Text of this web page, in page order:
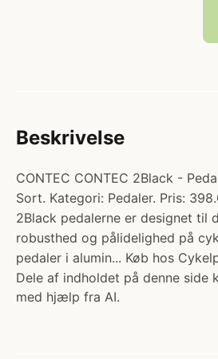
Beskrivelse
CONTEC CONTEC 2Black -
Sort. Kategori: Pedaler. Pris:
2Black pedalerne er designet
robusthed og pålidelighed på
pedaler i alumin... Køb hos
Dele af indholdet på denne side
med hjælp fra AI.